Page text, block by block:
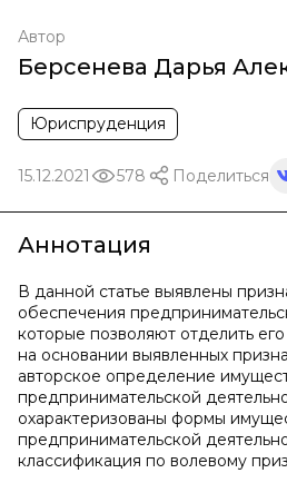
Автор
Берсенева Дарья
Юриспруденция
15.12.2021 578 Поделиться
Аннотация
В данной статье выявлены
обеспечения
которые позволяют отделить
на основании выявленных
авторское определение
предпринимательской
охарактеризованы формы
предпринимательской
классификация по волевому